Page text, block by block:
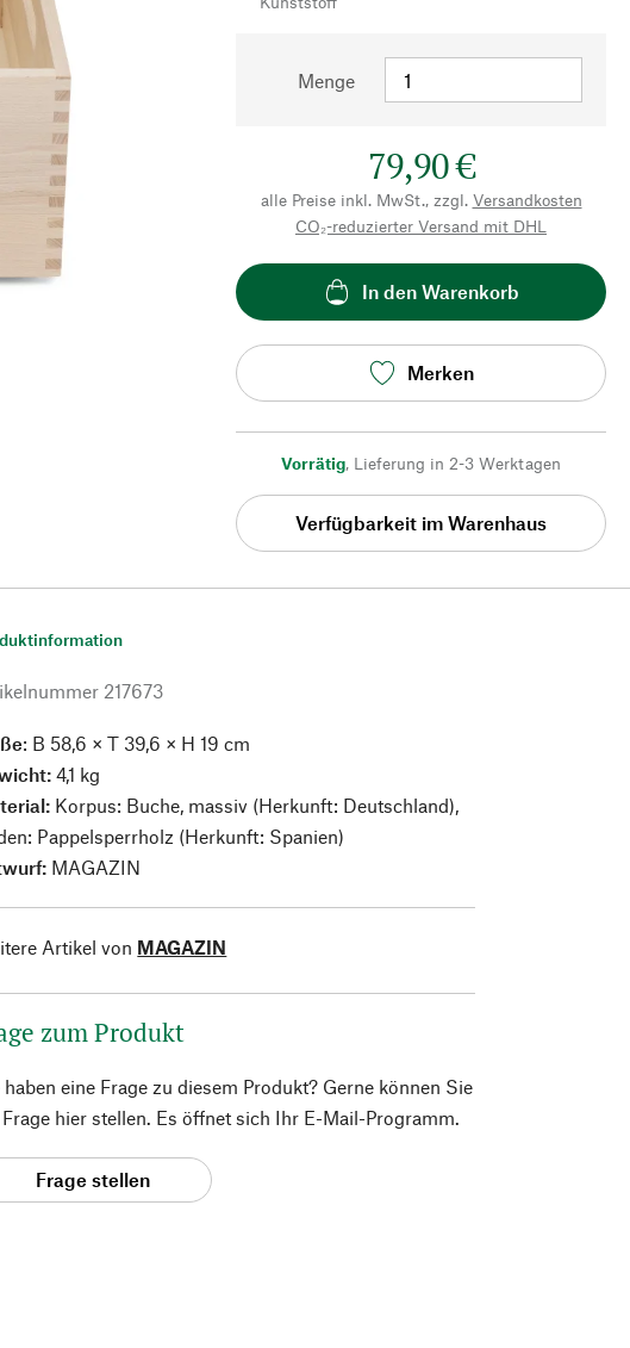
Menge
79,90 €
alle Preise inkl. MwSt., zzgl. Versandkosten
CO₂-reduzierter Versand mit DHL
In den Warenkorb
Merken
Vorrätig, Lieferung in 2-3 Werktagen
Verfügbarkeit im Warenhaus
217673
: B 58,6 × T 39,6 × H 19 cm
4,1 kg
Korpus: Buche, massiv (Herkunft: Deutschland),
Pappelsperrholz (Herkunft: Spanien)
MAGAZIN
Artikel von MAGAZIN
zum Produkt
haben eine Frage zu diesem Produkt? Gerne können Sie
hier stellen. Es öffnet sich Ihr E-Mail-Programm.
Frage stellen